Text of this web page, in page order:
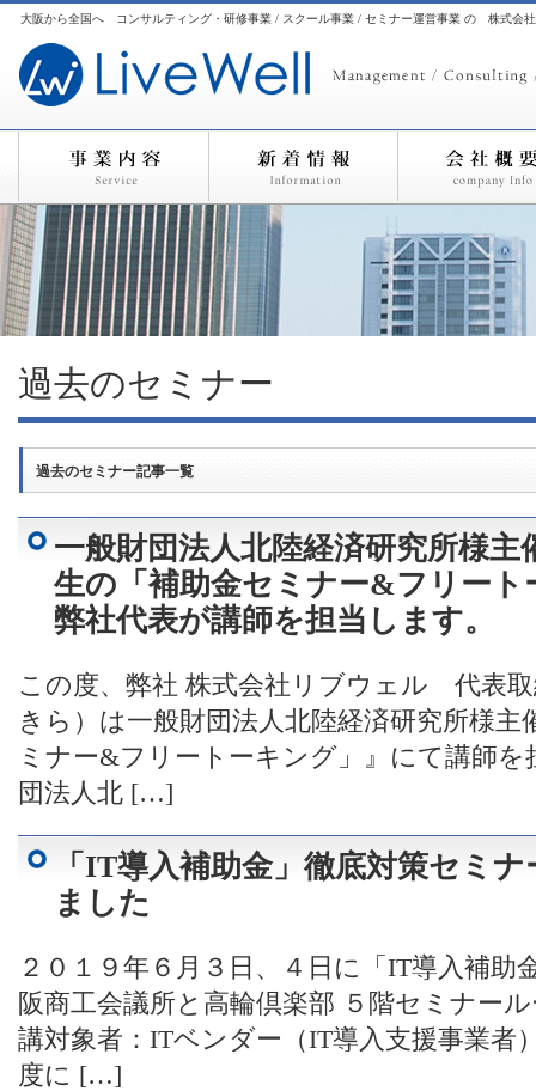
大阪から全国へ コンサルティング・研修事業 / スクール事業 / セミナー運営事業 の 株式会
過去のセミナー
過去のセミナー記事一覧
一般財団法人北陸経済研究所様主
生の「補助金セミナー&フリート
弊社代表が講師を担当します。
この度、弊社 株式会社リブウェル 代表
きら）は一般財団法人北陸経済研究所様
ミナー&フリートーキング」』にて講師
団法人北 […]
「IT導入補助金」徹底対策セミ
ました
２０１９年６月３日、４日に「IT導入補助
阪商工会議所と高輪倶楽部 ５階セミナー
講対象者：ITベンダー（IT導入支援事業者
度に […]